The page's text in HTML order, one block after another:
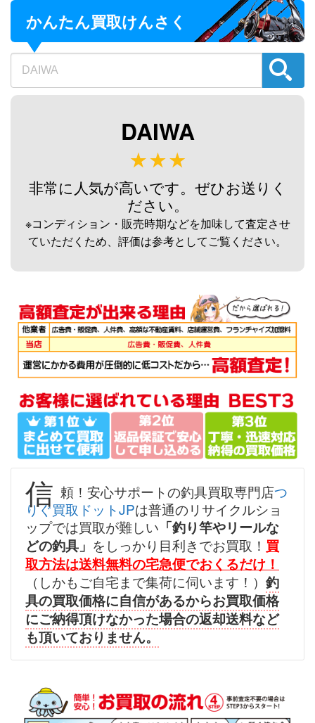
turi20260805（2026/08/31迄）
ダイワ 荒法師 21尺 へら竿 未使用
釣具買取クーポンg-
turi20260806
57,500円
2026/08/02
ダイワ 荒法師 武天K 18尺 へら竿
未使用
（2026/08/31迄）
48,000円
2026/08/02
ダイワ 荒法師 武天J 13尺 へら竿
釣具買取クーポンg-
（2026/08/31迄）
ダイワ 荒法師 武天J 11尺 へら竿
未使用
33,000円
2026/08/02
ダイワ 荒法師 武天Ｋ16尺 へら竿
未使用
釣具買取クーポンg-
turi20260810（2026/08/31迄）
28,500円
2026/08/02
シマノ へら竿 飛天弓 閃光レイン
釣具買取クーポンg-
turi20260701
（2026/07/31迄）
62,000円
シマノ へら竿 飛天弓 閃光レイン
ボー 24尺 未使用
釣具買取クーポン
turi20260702（2026/07/31迄）
57,000円
2026/07/05
シマノ へら竿 飛天弓 柳 18尺 未
使用
釣具買取クーポン g-
turi20260703（2026/07/31迄）
45,000円
2026/07/05
シマノ へら竿 飛天弓 閃光L 24尺
未使用
釣具買取クーポンg-
turi20260704 （2026/07/31迄）
39,000円
2026/07/05
シマノ へら竿 飛天弓 皆空 15尺
釣具買取クーポンg-
turi20260705 （2026/07/31迄）
34,000円
かんたん買取けんさく
DAIWA
非常に人気が高いです。ぜひお送りく
ださい。
※コンディション・販売時期などを加味して査定させ
ていただくため、評価は参考としてご覧ください。
信 頼！安心サポートの釣具買取専門店つ
りぐ買取ドットJPは普通のリサイクルショ
ップでは買取が難しい 「釣り竿やリールな
どの釣具」 をしっかり目利きでお買取！ 買
取方法は送料無料の宅急便でおくるだけ！
（しかもご自宅まで集荷に伺います！） 釣
具の買取価格に自信があるからお買取価格
にご納得頂けなかった場合の返却送料など
も頂いておりません。